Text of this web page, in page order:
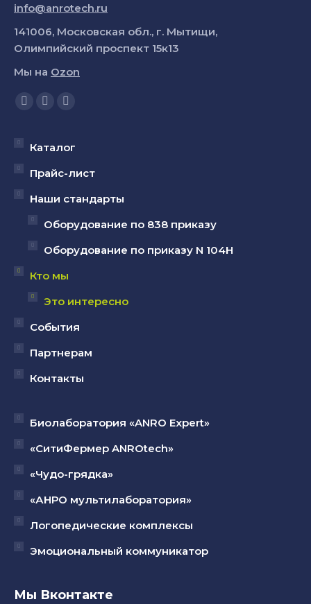
info@anrotech.ru
141006, Московская обл., г. Мытищи,
Олимпийский проспект 15к13
Мы на Ozon
Ищите нас:
Страница
открывается
новом
окне
Страница
открывается
новом
окне
Страница
открывается
новом
окне
Каталог
Прайс-лист
Наши стандарты
Оборудование по 838 приказу
Оборудование по приказу N 104Н
Кто мы
Это интересно
События
Партнерам
Контакты
Биолаборатория «ANRO Expert»
«СитиФермер ANROtech»
«Чудо-грядка»
«АНРО мультилаборатория»
Логопедические комплексы
Эмоциональный коммуникатор
Мы Вконтакте